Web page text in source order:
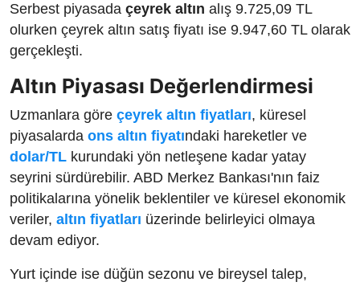
Serbest piyasada çeyrek altın alış 9.725,09 TL
olurken çeyrek altın satış fiyatı ise 9.947,60 TL olarak
gerçekleşti.
Altın Piyasası Değerlendirmesi
Uzmanlara göre çeyrek altın fiyatları, küresel
piyasalarda ons altın fiyatındaki hareketler ve
dolar/TL kurundaki yön netleşene kadar yatay
seyrini sürdürebilir. ABD Merkez Bankası'nın faiz
politikalarına yönelik beklentiler ve küresel ekonomik
veriler, altın fiyatları üzerinde belirleyici olmaya
devam ediyor.
Yurt içinde ise düğün sezonu ve bireysel talep,